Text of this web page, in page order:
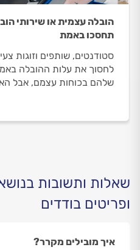
הובלה עצמית או שירותי
תחסכו באמת
סטודנטים, שותפים וזוגות
לחסוך את עלות ההובלה
שלהם בכוחות עצמם, אבל
שאלות ותשובות
ופריטים בודדים
איך מובילים מקרר?